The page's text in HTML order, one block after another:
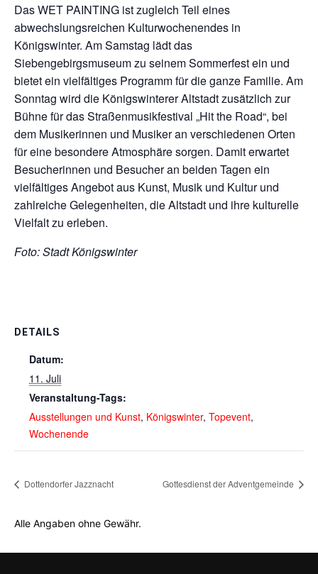
Das WET PAINTING ist zugleich Teil eines
abwechslungsreichen Kulturwochenendes in
Königswinter. Am Samstag lädt das
Siebengebirgsmuseum zu seinem Sommerfest ein und
bietet ein vielfältiges Programm für die ganze Familie. Am
Sonntag wird die Königswinterer Altstadt zusätzlich zur
Bühne für das Straßenmusikfestival „Hit the Road“, bei
dem Musikerinnen und Musiker an verschiedenen Orten
für eine besondere Atmosphäre sorgen. Damit erwartet
Besucherinnen und Besucher an beiden Tagen ein
vielfältiges Angebot aus Kunst, Musik und Kultur und
zahlreiche Gelegenheiten, die Altstadt und ihre kulturelle
Vielfalt zu erleben.
Foto: Stadt Königswinter
DETAILS
Datum:
11. Juli
Veranstaltung-Tags:
Ausstellungen und Kunst, Königswinter, Topevent,
Wochenende
Dottendorfer Jazznacht Gottesdienst der Adventgemeinde
Alle Angaben ohne Gewähr.